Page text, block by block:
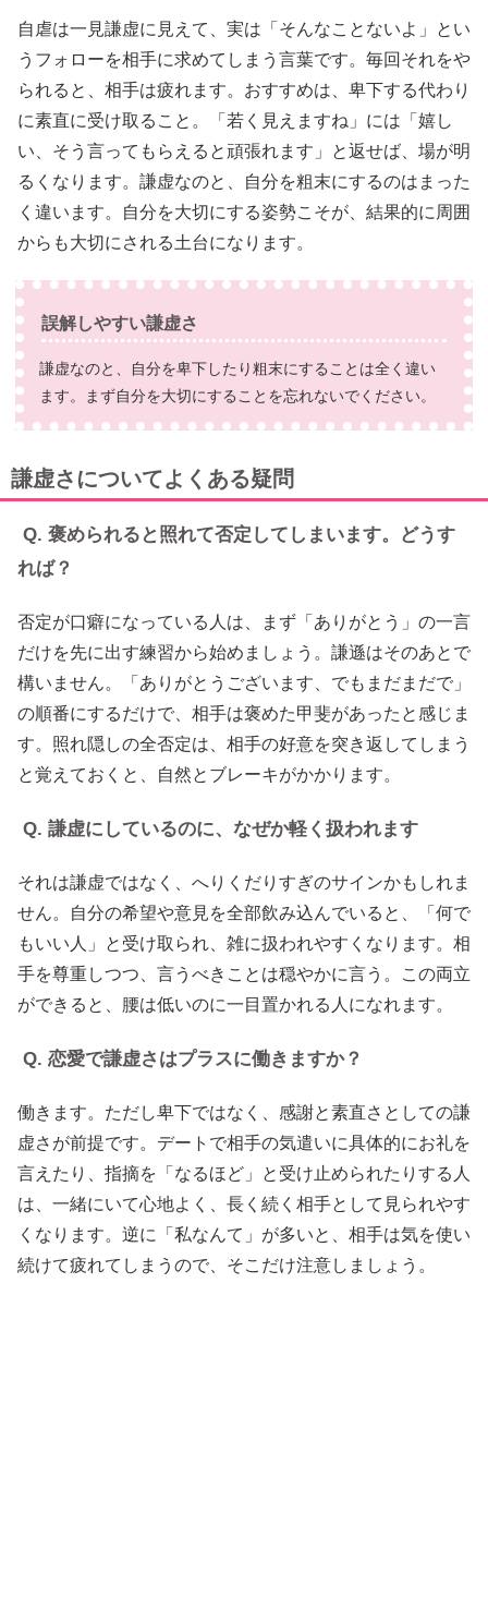
自虐は一見謙虚に見えて、実は「そんなことないよ」とい
うフォローを相手に求めてしまう言葉です。毎回それをや
られると、相手は疲れます。おすすめは、卑下する代わり
に素直に受け取ること。「若く見えますね」には「嬉し
い、そう言ってもらえると頑張れます」と返せば、場が明
るくなります。謙虚なのと、自分を粗末にするのはまった
く違います。自分を大切にする姿勢こそが、結果的に周囲
からも大切にされる土台になります。
誤解しやすい謙虚さ
謙虚なのと、自分を卑下したり粗末にすることは全く違い
ます。まず自分を大切にすることを忘れないでください。
謙虚さについてよくある疑問
Q. 褒められると照れて否定してしまいます。どうす
れば？
否定が口癖になっている人は、まず「ありがとう」の一言
だけを先に出す練習から始めましょう。謙遜はそのあとで
構いません。「ありがとうございます、でもまだまだで」
の順番にするだけで、相手は褒めた甲斐があったと感じま
す。照れ隠しの全否定は、相手の好意を突き返してしまう
と覚えておくと、自然とブレーキがかかります。
Q. 謙虚にしているのに、なぜか軽く扱われます
それは謙虚ではなく、へりくだりすぎのサインかもしれま
せん。自分の希望や意見を全部飲み込んでいると、「何で
もいい人」と受け取られ、雑に扱われやすくなります。相
手を尊重しつつ、言うべきことは穏やかに言う。この両立
ができると、腰は低いのに一目置かれる人になれます。
Q. 恋愛で謙虚さはプラスに働きますか？
働きます。ただし卑下ではなく、感謝と素直さとしての謙
虚さが前提です。デートで相手の気遣いに具体的にお礼を
言えたり、指摘を「なるほど」と受け止められたりする人
は、一緒にいて心地よく、長く続く相手として見られやす
くなります。逆に「私なんて」が多いと、相手は気を使い
続けて疲れてしまうので、そこだけ注意しましょう。